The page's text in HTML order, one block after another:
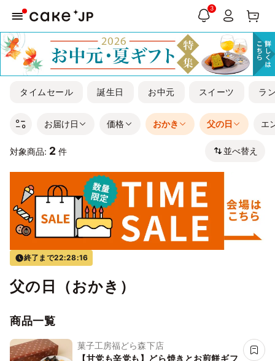
3
タイムセール 誕生日 お中元 スイーツ ラ
お届け日 価格 おかき 父の日 エ
対象商品: 2 件 並べ替え
終了まで22:28:16
父の日（おかき）
商品一覧
菓子工房福どら森下店
【甘党も辛党も】どら焼きとお煎餅ギフ